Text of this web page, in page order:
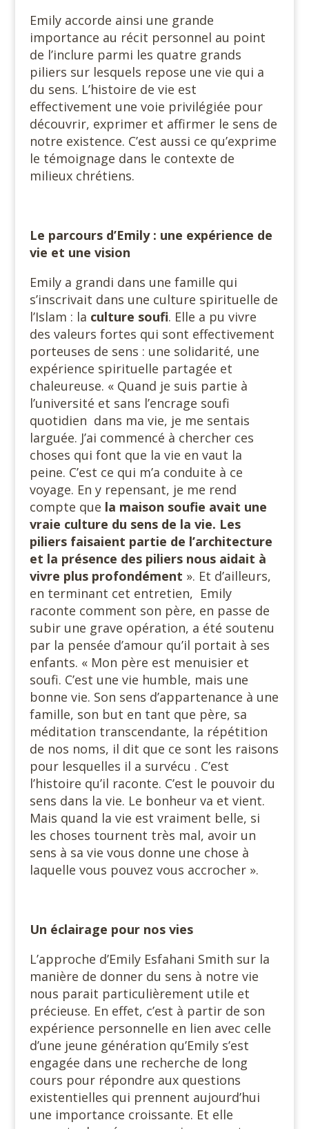
Emily accorde ainsi une grande
importance au récit personnel au point
de l’inclure parmi les quatre grands
piliers sur lesquels repose une vie qui a
du sens. L’histoire de vie est
effectivement une voie privilégiée pour
découvrir, exprimer et affirmer le sens de
notre existence. C’est aussi ce qu’exprime
le témoignage dans le contexte de
milieux chrétiens.
Le parcours d’Emily : une expérience de
vie et une vision
Emily a grandi dans une famille qui
s’inscrivait dans une culture spirituelle de
l’Islam : la culture soufi. Elle a pu vivre
des valeurs fortes qui sont effectivement
porteuses de sens : une solidarité, une
expérience spirituelle partagée et
chaleureuse. « Quand je suis partie à
l’université et sans l’encrage soufi
quotidien dans ma vie, je me sentais
larguée. J’ai commencé à chercher ces
choses qui font que la vie en vaut la
peine. C’est ce qui m’a conduite à ce
voyage. En y repensant, je me rend
compte que la maison soufie avait une
vraie culture du sens de la vie. Les
piliers faisaient partie de l’architecture
et la présence des piliers nous aidait à
vivre plus profondément ». Et d’ailleurs,
en terminant cet entretien, Emily
raconte comment son père, en passe de
subir une grave opération, a été soutenu
par la pensée d’amour qu’il portait à ses
enfants. « Mon père est menuisier et
soufi. C’est une vie humble, mais une
bonne vie. Son sens d’appartenance à une
famille, son but en tant que père, sa
méditation transcendante, la répétition
de nos noms, il dit que ce sont les raisons
pour lesquelles il a survécu . C’est
l’histoire qu’il raconte. C’est le pouvoir du
sens dans la vie. Le bonheur va et vient.
Mais quand la vie est vraiment belle, si
les choses tournent très mal, avoir un
sens à sa vie vous donne une chose à
laquelle vous pouvez vous accrocher ».
Un éclairage pour nos vies
L’approche d’Emily Esfahani Smith sur la
manière de donner du sens à notre vie
nous parait particulièrement utile et
précieuse. En effet, c’est à partir de son
expérience personnelle en lien avec celle
d’une jeune génération qu’Emily s’est
engagée dans une recherche de long
cours pour répondre aux questions
existentielles qui prennent aujourd’hui
une importance croissante. Et elle